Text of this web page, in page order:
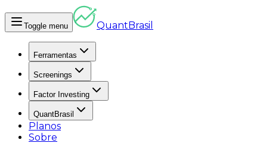
Toggle menu QuantBrasil
Ferramentas
Screenings
Factor Investing
QuantBrasil
Planos
Sobre